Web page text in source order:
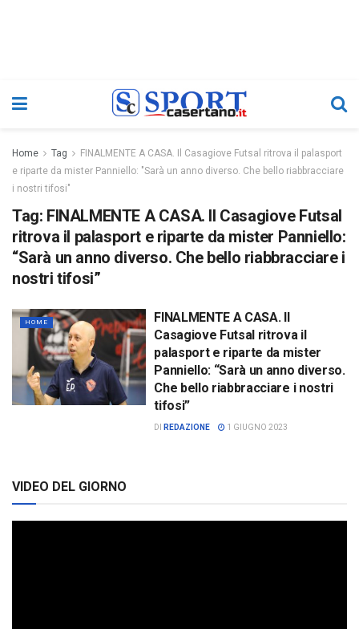
Home Tag
FINALMENTE A CASA. Il Casagiove Futsal ritrova il palasport
e riparte da mister Panniello: "Sarà un anno diverso. Che bello riabbracciare
i nostri tifosi"
Tag: FINALMENTE A CASA. Il Casagiove Futsal
ritrova il palasport e riparte da mister Panniello:
“Sarà un anno diverso. Che bello riabbracciare i
nostri tifosi”
HOME
FINALMENTE A CASA. Il
Casagiove Futsal ritrova il
palasport e riparte da mister
Panniello: “Sarà un anno diverso.
Che bello riabbracciare i nostri
tifosi”
DI REDAZIONE 1 GIUGNO 2023
VIDEO DEL GIORNO